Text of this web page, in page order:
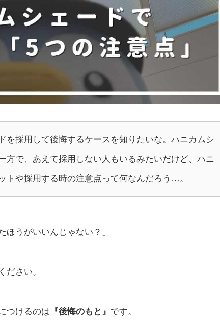
を採用して後悔するケースを知りたいな。ハニカムシ
方で、あえて採用しない人もいるみたいだけど、ハニ
トや採用する時の注意点って何なんだろう…。
ほうがいいんじゃない？」
ださい。
つけるのは 『後悔のもと』 です。